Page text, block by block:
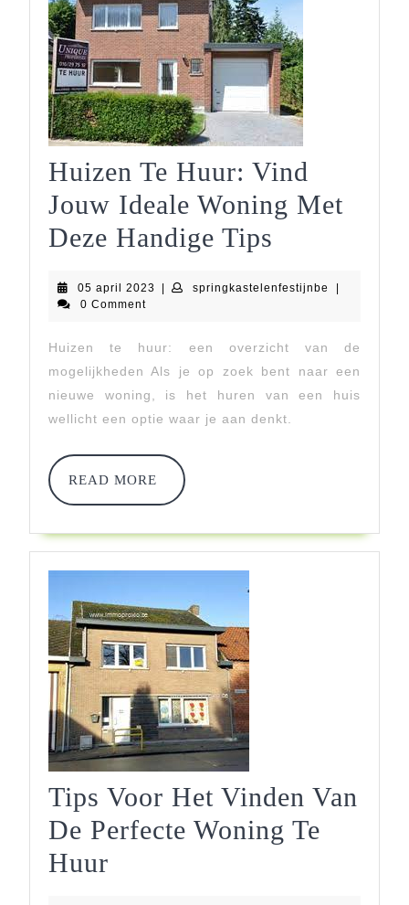
Huizen Te Huur: Vind
Jouw Ideale Woning Met
Deze Handige Tips
Huur:
Vind
Jouw
Ideale
Woning
Handige
05 april 2023 05| springkastelenfestijnbe
|
0 Comment
Huizen te huur: een overzicht van de
mogelijkheden Als je op zoek bent naar een
nieuwe woning, is het huren van een huis
wellicht een optie waar je aan denkt.
READ MORE
READ
MORE
Tips Voor Het Vinden Van
De Perfecte Woning Te
Huur